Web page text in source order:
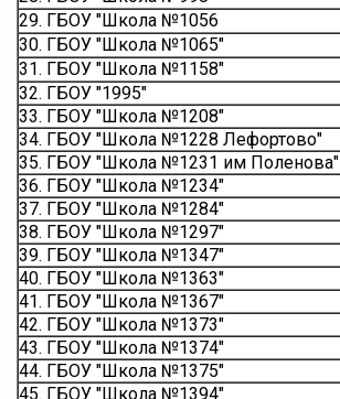
29. ГБОУ "Школа №1056
30. ГБОУ "Школа №1065"
31. ГБОУ "Школа №1158"
32. ГБОУ "1995"
33. ГБОУ "Школа №1208"
34. ГБОУ "Школа №1228 Лефортово"
35. ГБОУ "Школа №1231 им Поленова"
36. ГБОУ "Школа №1234"
37. ГБОУ "Школа №1284"
38. ГБОУ "Школа №1297"
39. ГБОУ "Школа №1347"
40. ГБОУ "Школа №1363"
41. ГБОУ "Школа №1367"
42. ГБОУ "Школа №1373"
43. ГБОУ "Школа №1374"
44. ГБОУ "Школа №1375"
45. ГБОУ "Школа №1394"